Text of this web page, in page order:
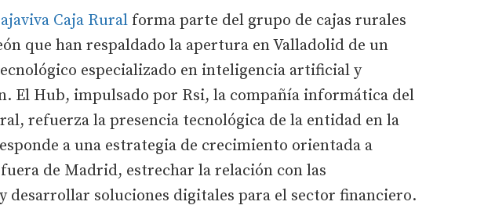
Caja Rural forma parte del grupo de cajas rurales
que han respaldado la apertura en Valladolid de un
especializado en inteligencia artificial y
El Hub, impulsado por Rsi, la compañía informática del
refuerza la presencia tecnológica de la entidad en la
a una estrategia de crecimiento orientada a
de Madrid, estrechar la relación con las
desarrollar soluciones digitales para el sector financiero.